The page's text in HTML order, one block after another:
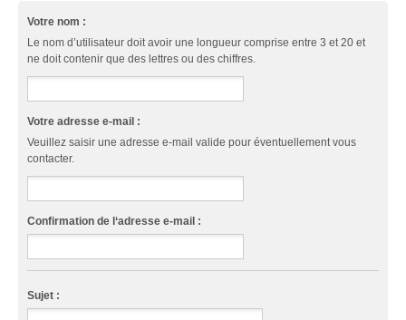
Votre nom :
Le nom d’utilisateur doit avoir une longueur comprise entre 3 et 20 et
ne doit contenir que des lettres ou des chiffres.
Votre adresse e-mail :
Veuillez saisir une adresse e-mail valide pour éventuellement vous
contacter.
Confirmation de l‘adresse e-mail :
Sujet :